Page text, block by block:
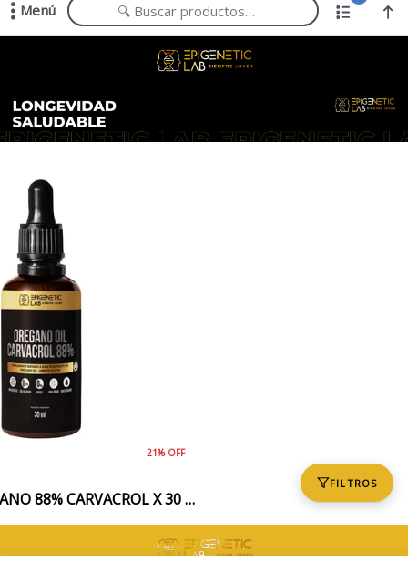
CONTACTO
Menú
FILTROS
21% OFF
ACEITE DE OREGANO 88% CARVACROL X 30 ML